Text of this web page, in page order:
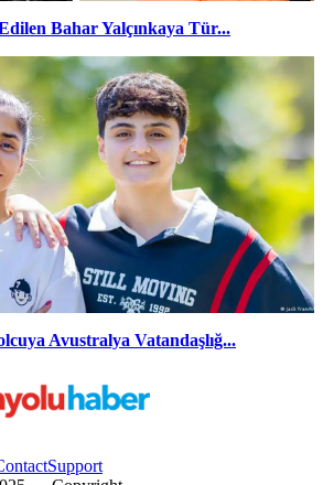
Edilen Bahar Yalçınkaya Tür...
Avustralya Vatandaşlığ...
Support